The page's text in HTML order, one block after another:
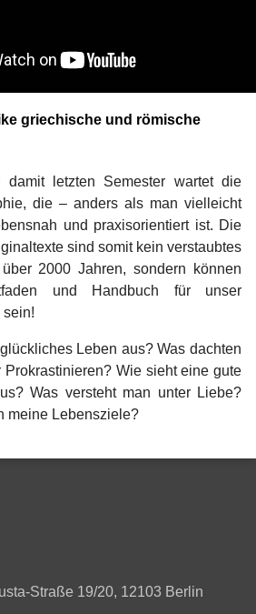
griechische und römische
damit letzten Semester wartet die
die – anders als man vielleicht
und praxisorientiert ist. Die
sind somit kein verstaubtes
2000 Jahren, sondern können
und Handbuch für unser
sein!
Leben aus? Was dachten
Prokrastinieren? Wie sieht eine gute
Was versteht man unter Liebe?
meine Lebensziele?
Straße 19/20, 12103 Berlin